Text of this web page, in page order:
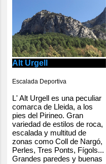
Alt Urgell
Escalada Deportiva
L' Alt Urgell es una peculiar
comarca de Lleida, a los
pies del Pirineo. Gran
variedad de estilos de roca,
escalada y multitud de
zonas como Coll de Nargó,
Perles, Tres Ponts, Fígols...
Grandes paredes y buenas